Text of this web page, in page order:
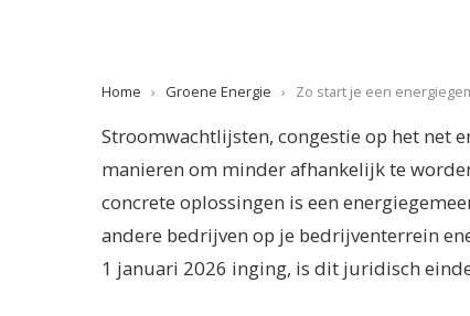
Home › Groene Energie › Zo start je een
Stroomwachtlijsten, congestie op het net
manieren om minder afhankelijk te
concrete oplossingen is een
andere bedrijven op je bedrijventerrein
1 januari 2026 inging, is dit juridisch